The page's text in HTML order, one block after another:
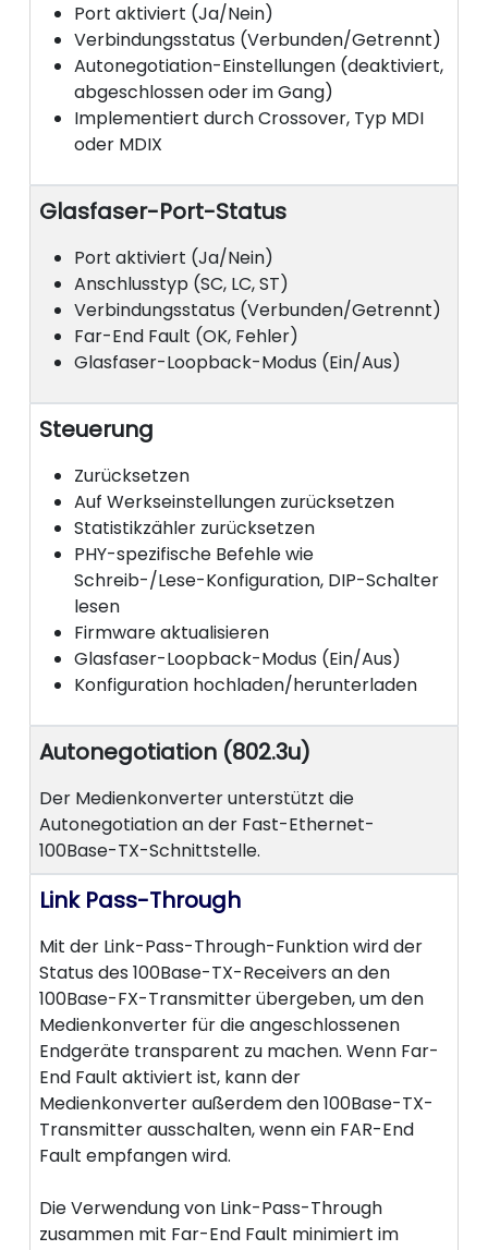
Port aktiviert (Ja/Nein)
Verbindungsstatus (Verbunden/Getrennt)
Autonegotiation-Einstellungen (deaktiviert,
abgeschlossen oder im Gang)
Implementiert durch Crossover, Typ MDI
oder MDIX
Glasfaser-Port-Status
Port aktiviert (Ja/Nein)
Anschlusstyp (SC, LC, ST)
Verbindungsstatus (Verbunden/Getrennt)
Far-End Fault (OK, Fehler)
Glasfaser-Loopback-Modus (Ein/Aus)
Steuerung
Zurücksetzen
Auf Werkseinstellungen zurücksetzen
Statistikzähler zurücksetzen
PHY-spezifische Befehle wie
Schreib-/Lese-Konfiguration, DIP-Schalter
lesen
Firmware aktualisieren
Glasfaser-Loopback-Modus (Ein/Aus)
Konfiguration hochladen/herunterladen
Autonegotiation (802.3u)
Der Medienkonverter unterstützt die
Autonegotiation an der Fast-Ethernet-
100Base-TX-Schnittstelle.
Link Pass-Through
Mit der Link-Pass-Through-Funktion wird der
Status des 100Base-TX-Receivers an den
100Base-FX-Transmitter übergeben, um den
Medienkonverter für die angeschlossenen
Endgeräte transparent zu machen. Wenn Far-
End Fault aktiviert ist, kann der
Medienkonverter außerdem den 100Base-TX-
Transmitter ausschalten, wenn ein FAR-End
Fault empfangen wird.
Die Verwendung von Link-Pass-Through
zusammen mit Far-End Fault minimiert im